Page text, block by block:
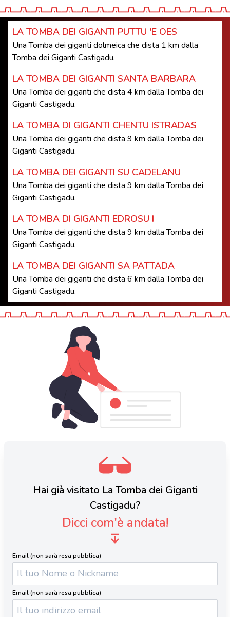
LA TOMBA DEI GIGANTI PUTTU 'E OES
Una Tomba dei giganti dolmeica che dista 1 km dalla
Tomba dei Giganti Castigadu.
LA TOMBA DEI GIGANTI SANTA BARBARA
Una Tomba dei giganti che dista 4 km dalla Tomba dei
Giganti Castigadu.
LA TOMBA DI GIGANTI CHENTU ISTRADAS
Una Tomba dei giganti che dista 9 km dalla Tomba dei
Giganti Castigadu.
LA TOMBA DEI GIGANTI SU CADELANU
Una Tomba dei giganti che dista 9 km dalla Tomba dei
Giganti Castigadu.
LA TOMBA DI GIGANTI EDROSU I
Una Tomba dei giganti che dista 9 km dalla Tomba dei
Giganti Castigadu.
LA TOMBA DEI GIGANTI SA PATTADA
Una Tomba dei giganti che dista 6 km dalla Tomba dei
Giganti Castigadu.
Hai già visitato La Tomba dei Giganti
Castigadu?
Dicci com'è andata!
Email (non sarà resa pubblica)
Email (non sarà resa pubblica)